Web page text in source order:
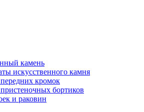
камень
искусственного камня
кромок
бортиков
и раковин